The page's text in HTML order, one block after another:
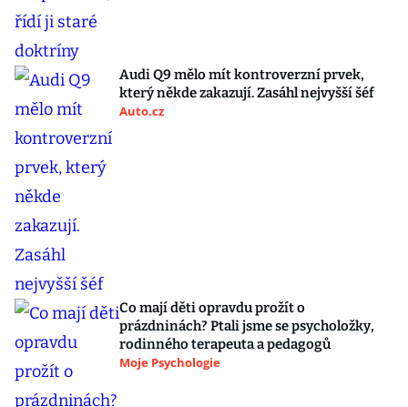
Audi Q9 mělo mít kontroverzní prvek,
který někde zakazují. Zasáhl nejvyšší šéf
Auto.cz
Co mají děti opravdu prožít o
prázdninách? Ptali jsme se psycholožky,
rodinného terapeuta a pedagogů
Moje Psychologie